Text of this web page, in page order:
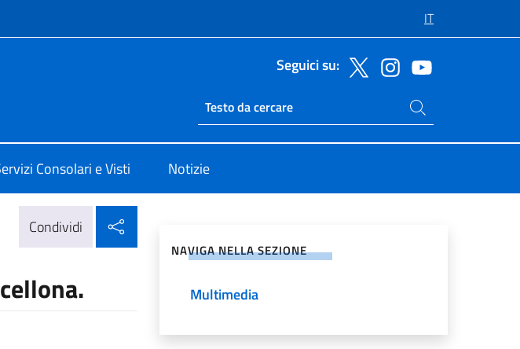
IT
Seguici su:
Ricerca sito live
Cerca nel sito
Consolari e Visti Notizie
Condividi
NAVIGA NELLA SEZIONE
Multimedia